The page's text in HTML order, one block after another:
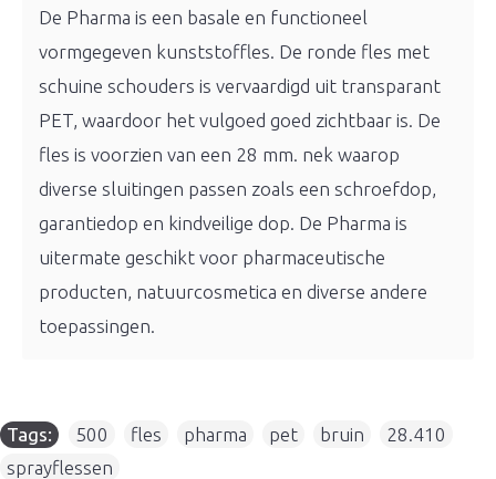
De Pharma is een basale en functioneel
vormgegeven kunststoffles. De ronde fles met
schuine schouders is vervaardigd uit transparant
PET, waardoor het vulgoed goed zichtbaar is. De
fles is voorzien van een 28 mm. nek waarop
diverse sluitingen passen zoals een schroefdop,
garantiedop en kindveilige dop. De Pharma is
uitermate geschikt voor pharmaceutische
producten, natuurcosmetica en diverse andere
toepassingen.
Tags: 500 fles pharma pet bruin 28.410
sprayflessen